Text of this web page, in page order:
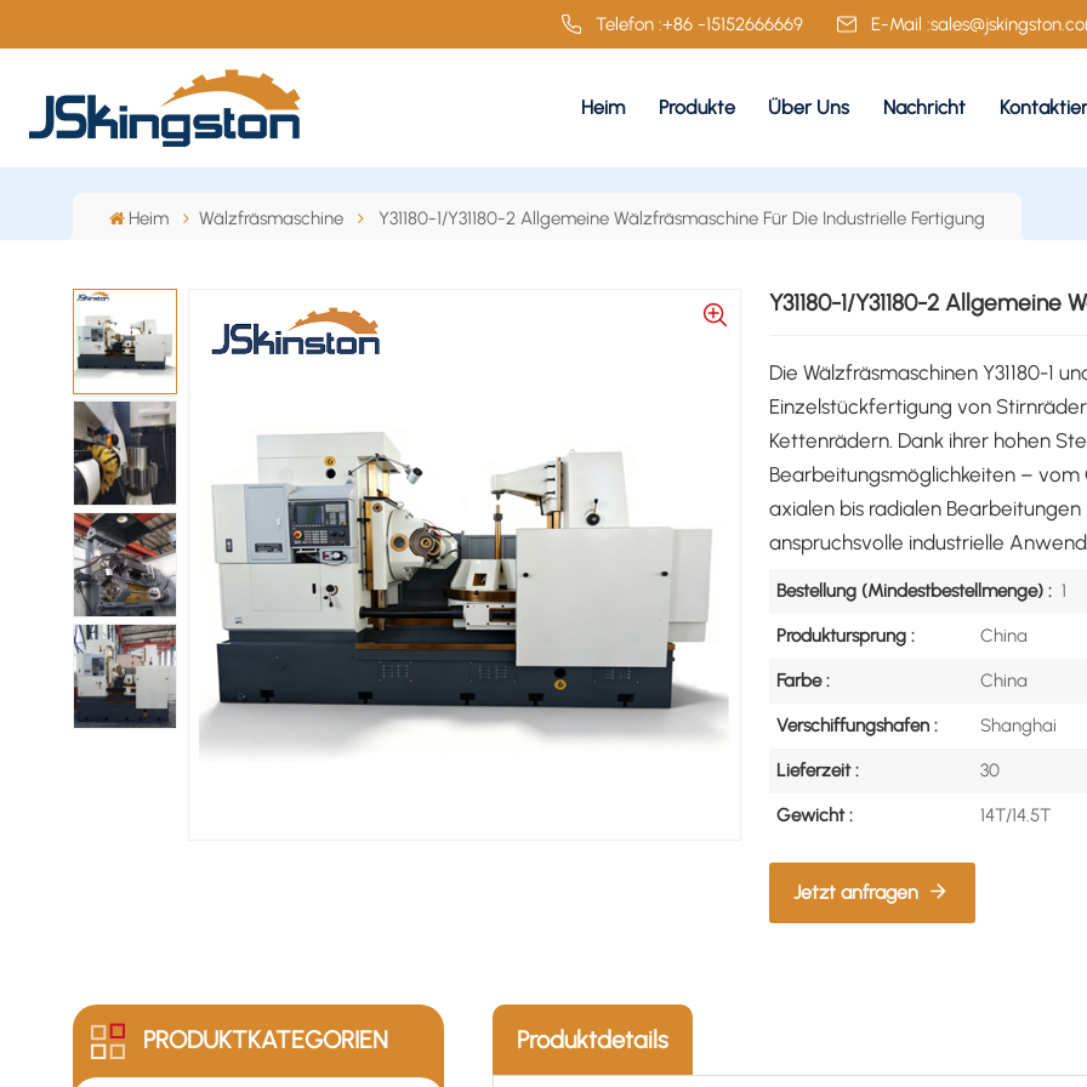
Telefon :+86 -15152666669 E-Mail :
Heim Produkte Über Uns Nachricht
Heim Wälzfräsmaschine Y31180-1/Y31180-2 Allgemeine Wälzfräsmaschine Für Die Industrielle Fertigung
Y31180-1/Y31180-2
Die Wälzfräsmaschinen Y31180-1
Einzelstückfertigung von
Kettenrädern. Dank ihrer hohen
Bearbeitungsmöglichkeiten –
axialen bis radialen
anspruchsvolle industrielle
Bestellung (Mindestbestellmenge) : 1
Produktursprung : China
Farbe : China
Verschiffungshafen : Shanghai
Lieferzeit : 30
Gewicht : 14T/14.5T
Jetzt anfragen
PRODUKTKATEGORIEN Produktdetails